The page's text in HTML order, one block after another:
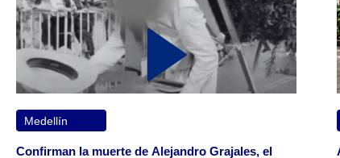
Medellín
Confirman la muerte de Alejandro Grajales, el